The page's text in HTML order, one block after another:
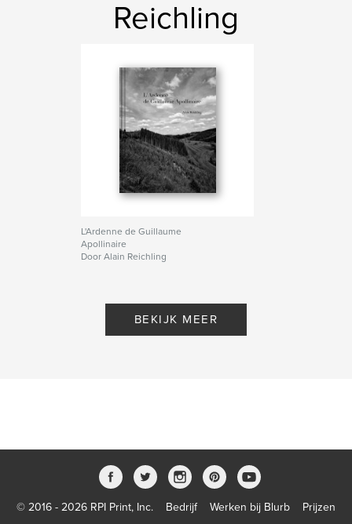
Reichling
L'Ardenne de Guillaume
Apollinaire
Door Alain Reichling
BEKIJK MEER
© 2016 - 2026 RPI Print, Inc. Bedrijf Werken bij Blurb Prijzen